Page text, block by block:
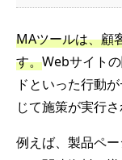
MAツールは、顧
す。Webサイト
ドといった行動
じて施策が実行さ
例えば、製品ペ